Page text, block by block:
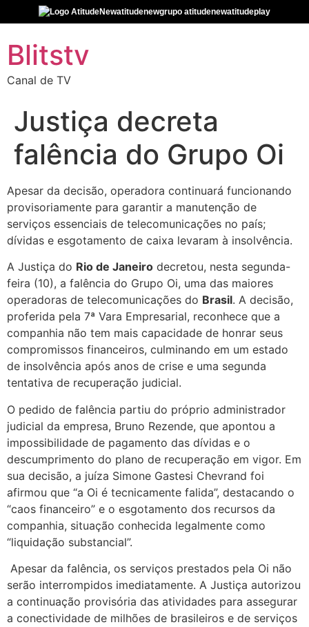
Blitstv
Canal de TV
Justiça decreta
falência do Grupo Oi
Apesar da decisão, operadora continuará funcionando
provisoriamente para garantir a manutenção de
serviços essenciais de telecomunicações no país;
dívidas e esgotamento de caixa levaram à insolvência.
A Justiça do Rio de Janeiro decretou, nesta segunda-
feira (10), a falência do Grupo Oi, uma das maiores
operadoras de telecomunicações do Brasil. A decisão,
proferida pela 7ª Vara Empresarial, reconhece que a
companhia não tem mais capacidade de honrar seus
compromissos financeiros, culminando em um estado
de insolvência após anos de crise e uma segunda
tentativa de recuperação judicial.
O pedido de falência partiu do próprio administrador
judicial da empresa, Bruno Rezende, que apontou a
impossibilidade de pagamento das dívidas e o
descumprimento do plano de recuperação em vigor. Em
sua decisão, a juíza Simone Gastesi Chevrand foi
afirmou que “a Oi é tecnicamente falida”, destacando o
“caos financeiro” e o esgotamento dos recursos da
companhia, situação conhecida legalmente como
“liquidação substancial”.
Apesar da falência, os serviços prestados pela Oi não
serão interrompidos imediatamente. A Justiça autorizou
a continuação provisória das atividades para assegurar
a conectividade de milhões de brasileiros e de serviços
atitudenewgrupo atitudenewatitudeplay